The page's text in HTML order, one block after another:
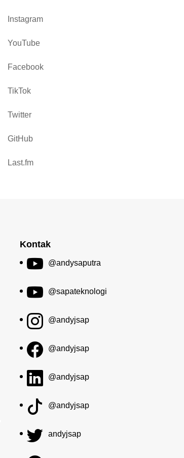
Instagram
YouTube
Facebook
TikTok
Twitter
GitHub
Last.fm
Kontak
@andysaputra
@sapateknologi
@andyjsap
@andyjsap
@andyjsap
@andyjsap
andyjsap